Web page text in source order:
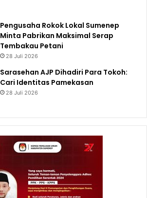
Pengusaha Rokok Lokal Sumenep
Minta Pabrikan Maksimal Serap
Tembakau Petani
28 Juli 2026
Sarasehan AJP Dihadiri Para Tokoh:
Cari Identitas Pamekasan
28 Juli 2026